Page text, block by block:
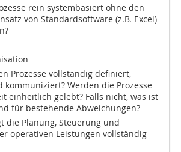
rein systembasiert ohne den
von Standardsoftware (z.B. Excel)
Prozesse vollständig definiert,
Werden die Prozesse
einheitlich gelebt? Falls nicht, was ist
für bestehende Abweichungen?
die Planung, Steuerung und
operativen Leistungen vollständig